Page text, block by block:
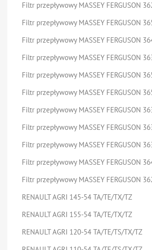
Filtr przepływowy MASSEY FERGUSON
Filtr przepływowy MASSEY FERGUSON
Filtr przepływowy MASSEY FERGUSON
Filtr przepływowy MASSEY FERGUSON
Filtr przepływowy MASSEY FERGUSON
Filtr przepływowy MASSEY FERGUSON
Filtr przepływowy MASSEY FERGUSON
Filtr przepływowy MASSEY FERGUSON
Filtr przepływowy MASSEY FERGUSON
Filtr przepływowy MASSEY FERGUSON
Filtr przepływowy MASSEY FERGUSON
RENAULT AGRI 145-54 TA/TE/TX/TZ
RENAULT AGRI 155-54 TA/TE/TX/TZ
RENAULT AGRI 120-54 TA/TE/TS/TX/TZ